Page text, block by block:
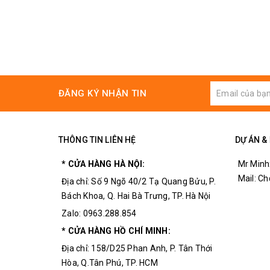
ĐĂNG KÝ NHẬN TIN
THÔNG TIN LIÊN HỆ
* CỬA HÀNG HÀ NỘI:
Địa chỉ: Số 9 Ngõ 40/2 Tạ Quang Bửu, P.
Bách Khoa, Q. Hai Bà Trưng, TP. Hà Nội
Zalo: 0963.288.854
* CỬA HÀNG HỒ CHÍ MINH:
Địa chỉ: 158/D25 Phan Anh, P. Tân Thới
Hòa, Q.Tân Phú, TP. HCM
DỰ ÁN &
Mr
Mail: